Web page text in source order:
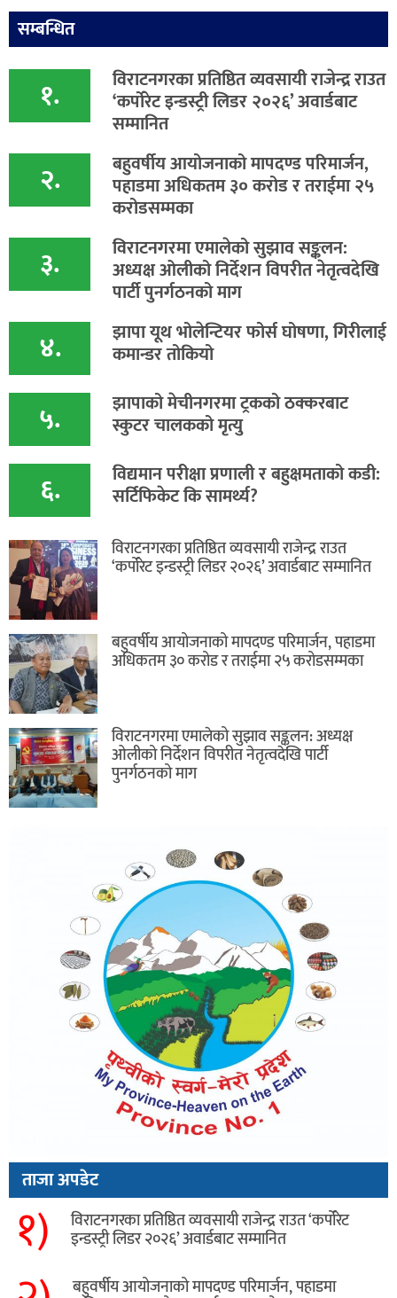
सम्बन्धित
१. विराटनगरका प्रतिष्ठित व्यवसायी राजेन्द्र राउत
‘कर्पोरेट इन्डस्ट्री लिडर २०२६’ अवार्डबाट
सम्मानित
२. बहुवर्षीय आयोजनाको मापदण्ड परिमार्जन,
पहाडमा अधिकतम ३० करोड र तराईमा २५
करोडसम्मका
३. विराटनगरमा एमालेको सुझाव सङ्कलन:
अध्यक्ष ओलीको निर्देशन विपरीत नेतृत्वदेखि
पार्टी पुनर्गठनको माग
४. झापा यूथ भोलेन्टियर फोर्स घोषणा, गिरीलाई
कमान्डर तोकियो
५. ​झापाको मेचीनगरमा ट्रकको ठक्करबाट
स्कुटर चालकको मृत्यु
६. विद्यमान परीक्षा प्रणाली र बहुक्षमताको कडी:
सर्टिफिकेट कि सामर्थ्य?
विराटनगरका प्रतिष्ठित व्यवसायी राजेन्द्र राउत
‘कर्पोरेट इन्डस्ट्री लिडर २०२६’ अवार्डबाट सम्मानित
बहुवर्षीय आयोजनाको मापदण्ड परिमार्जन, पहाडमा
अधिकतम ३० करोड र तराईमा २५ करोडसम्मका
विराटनगरमा एमालेको सुझाव सङ्कलन: अध्यक्ष
ओलीको निर्देशन विपरीत नेतृत्वदेखि पार्टी
पुनर्गठनको माग
ताजा अपडेट
१) विराटनगरका प्रतिष्ठित व्यवसायी राजेन्द्र राउत ‘कर्पोरेट
इन्डस्ट्री लिडर २०२६’ अवार्डबाट सम्मानित
बहुवर्षीय आयोजनाको मापदण्ड परिमार्जन, पहाडमा